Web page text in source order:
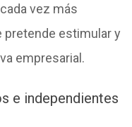
vez más
pretende estimular y
empresarial.
e independientes